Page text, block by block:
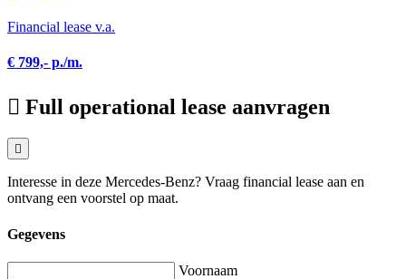
Financial lease v.a.
€ 799,- p./m.
Full operational lease aanvragen
Interesse in deze Mercedes-Benz? Vraag financial lease aan en
ontvang een voorstel op maat.
Gegevens
Voornaam